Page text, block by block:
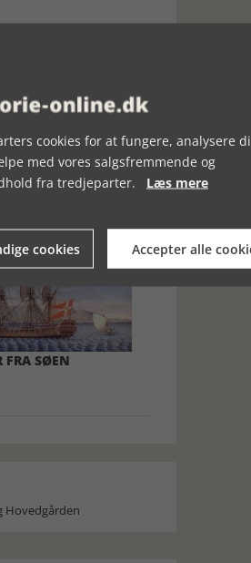
FRA SØEN
Hovedgården
cookies for at fungere, analysere
med vores salgsfremmende og
fra tredjeparter. Læs mere
cookies Accepter alle